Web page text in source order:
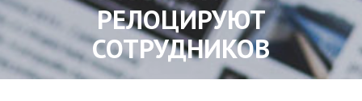
РЕЛОЦИРУЮТ
СОТРУДНИКОВ